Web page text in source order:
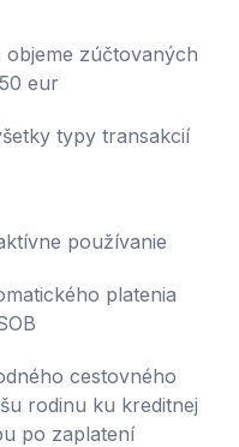
zúčtovaných
eur
typy transakcií
používanie
platenia
cestovného
rodinu ku kreditnej
po zaplatení